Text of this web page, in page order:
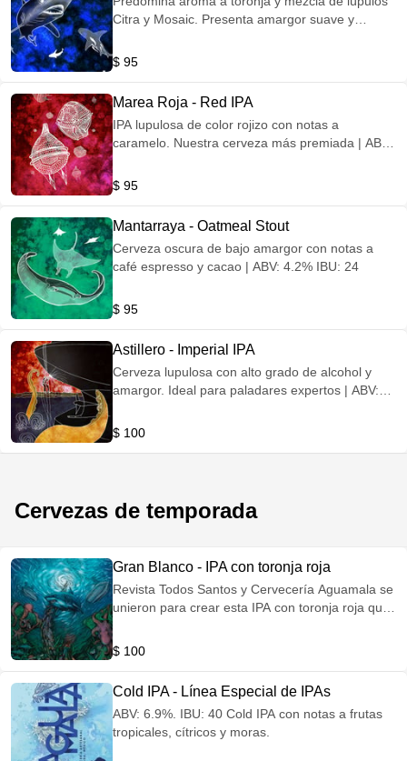
Citra y Mosaic. Presenta amargor suave y
$ 95
Marea Roja - Red IPA
IPA lupulosa de color rojizo con notas a
caramelo. Nuestra cerveza más premiada | ABV:
$ 95
Mantarraya - Oatmeal Stout
Cerveza oscura de bajo amargor con notas a
café espresso y cacao | ABV: 4.2% IBU: 24
$ 95
Astillero - Imperial IPA
Cerveza lupulosa con alto grado de alcohol y
amargor. Ideal para paladares expertos | ABV:
$ 100
Cervezas de temporada
Gran Blanco - IPA con toronja roja
Revista Todos Santos y Cervecería Aguamala se
unieron para crear esta IPA con toronja roja que
IBU: 43.2
$ 100
Cold IPA - Línea Especial de IPAs
ABV: 6.9%. IBU: 40 Cold IPA con notas a frutas
tropicales, cítricos y moras.